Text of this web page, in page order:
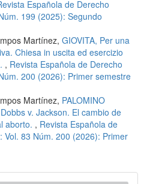
Española de Derecho
199 (2025): Segundo
Martínez, GIOVITA, Per una
Chiesa in uscita ed esercizio
, Revista Española de Derecho
200 (2026): Primer semestre
Martínez, PALOMINO
v. Jackson. El cambio de
aborto. , Revista Española de
Vol. 83 Núm. 200 (2026): Primer